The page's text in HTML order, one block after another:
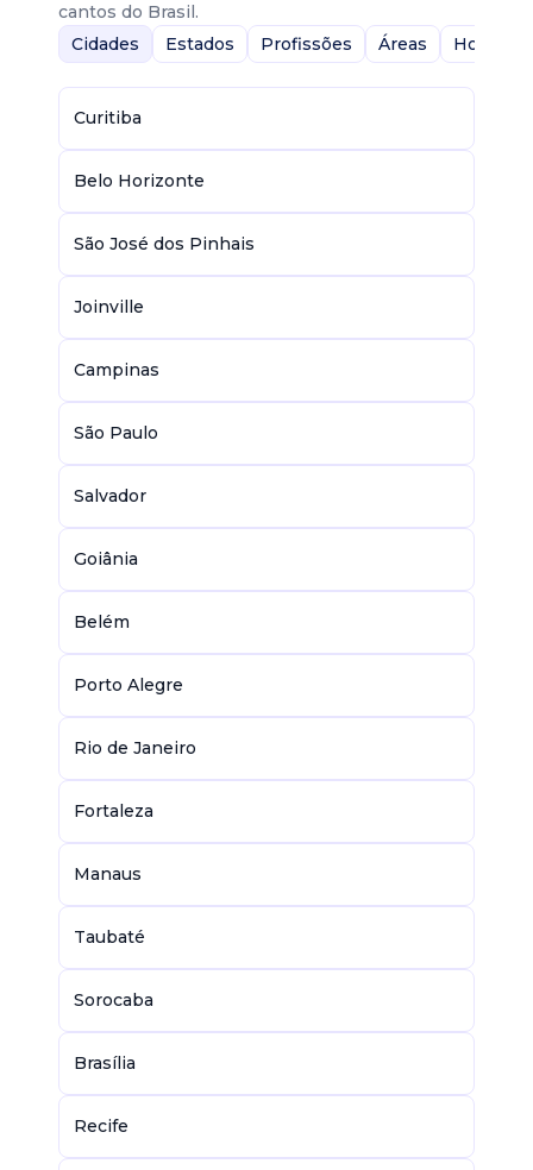
cantos do Brasil.
Cidades
Estados Profissões Áreas Home-
Curitiba
Belo Horizonte
São José dos Pinhais
Joinville
Campinas
São Paulo
Salvador
Goiânia
Belém
Porto Alegre
Rio de Janeiro
Fortaleza
Manaus
Taubaté
Sorocaba
Brasília
Recife